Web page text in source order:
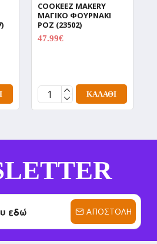
COOKEEZ MAKERY
ΜΑΓΙΚΟ ΦΟΥΡΝΑΚΙ
ΡΟΖ (23502)
47.99€
ΚΑΛΆΘΙ
ΑΠΟΣΤΟΛΉ